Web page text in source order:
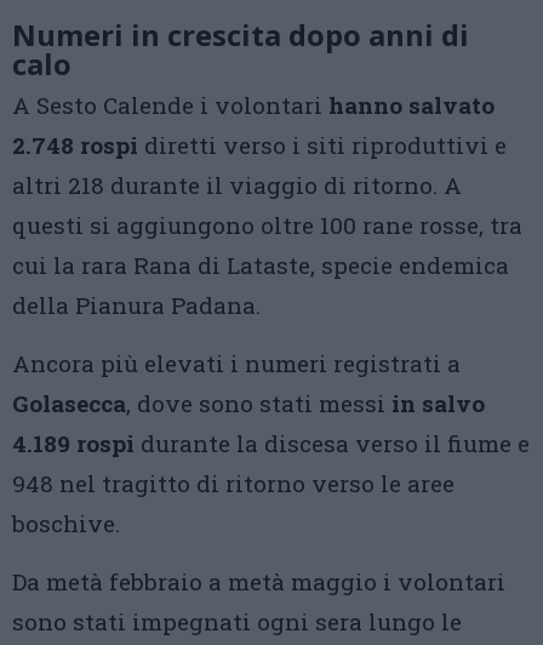
Numeri in crescita dopo anni di
calo
A Sesto Calende i volontari hanno salvato
2.748 rospi diretti verso i siti riproduttivi e
altri 218 durante il viaggio di ritorno. A
questi si aggiungono oltre 100 rane rosse, tra
cui la rara Rana di Lataste, specie endemica
della Pianura Padana.
Ancora più elevati i numeri registrati a
Golasecca, dove sono stati messi in salvo
4.189 rospi durante la discesa verso il fiume e
948 nel tragitto di ritorno verso le aree
boschive.
Da metà febbraio a metà maggio i volontari
sono stati impegnati ogni sera lungo le